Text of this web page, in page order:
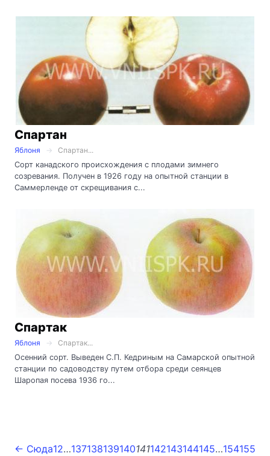
Спартан
Яблоня
Спартан...
Сорт канадского происхождения с плодами зимнего
созревания. Получен в 1926 году на опытной станции в
Саммерленде от скрещивания с...
Спартак
Яблоня
Спартак...
Осенний сорт. Выведен С.П. Кедриным на Самарской опытной
станции по садоводству путем отбора среди сеянцев
Шаропая посева 1936 го...
← Сюда12…137138139140141142143144145…154155